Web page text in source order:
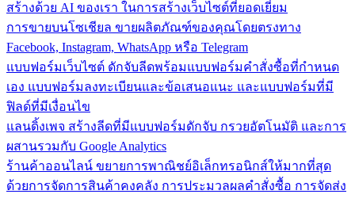
สร้างด้วย AI ของเรา ในการสร้างเว็บไซต์ที่ยอดเยี่ยม
การขายบนโซเชียล ขายผลิตภัณฑ์ของคุณโดยตรงทาง
Facebook, Instagram, WhatsApp หรือ Telegram
แบบฟอร์มเว็บไซต์ ดักจับลีดพร้อมแบบฟอร์มคำสั่งซื้อที่กำหนด
เอง แบบฟอร์มลงทะเบียนและข้อเสนอแนะ และแบบฟอร์มที่มี
ฟิลด์ที่มีเงื่อนไข
แลนดิ้งเพจ สร้างลีดที่มีแบบฟอร์มดักจับ กรวยอัตโนมัติ และการ
ผสานรวมกับ Google Analytics
ร้านค้าออนไลน์ ขยายการพาณิชย์อิเล็กทรอนิกส์ให้มากที่สุด
ด้วยการจัดการสินค้าคงคลัง การประมวลผลคำสั่งซื้อ การจัดส่ง